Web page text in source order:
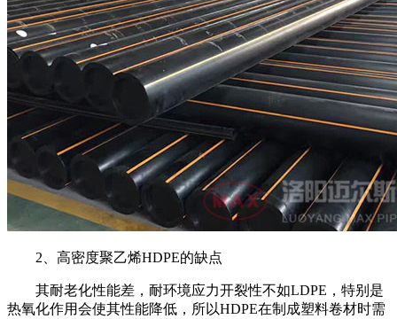
2 、高密度聚乙烯HDPE的缺点
其耐老化性能差，耐环境应力开裂性不如LDPE ，特别是
热氧化作用会使其性能降低，所以HDPE在制成塑料卷材时需